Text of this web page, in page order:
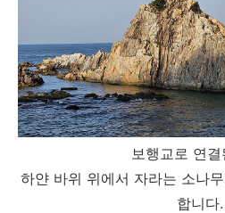
보행교로 연결
하얀 바위 위에서 자라는 소나
합니다.